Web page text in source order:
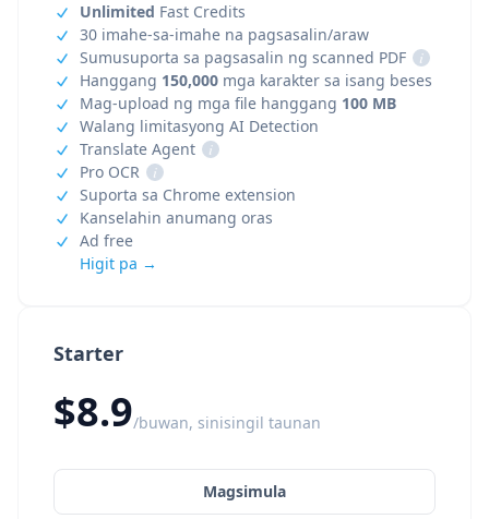
Starter
$8.9/buwan, sinisingil taunan
Magsimula
Unlimited Fast Credits
30 imahe-sa-imahe na pagsasalin/araw
Sumusuporta sa pagsasalin ng scanned PDF
i
Hanggang 150,000 mga karakter sa isang beses
Mag-upload ng mga file hanggang 100 MB
Walang limitasyong AI Detection
Translate Agent
i
Pro OCR
i
Suporta sa Chrome extension
Kanselahin anumang oras
Ad free
Higit pa →